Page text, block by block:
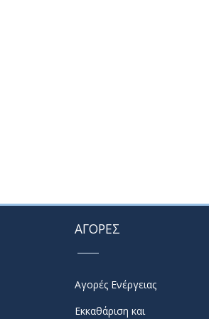
ΑΓΟΡΕΣ
Αγορές Ενέργειας
Εκκαθάριση και